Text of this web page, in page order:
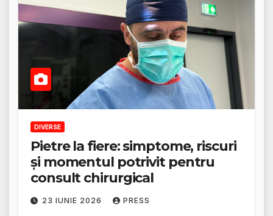
DIVERSE
Pietre la fiere: simptome, riscuri
și momentul potrivit pentru
consult chirurgical
23 IUNIE 2026 PRESS